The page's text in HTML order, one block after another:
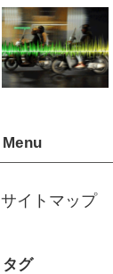
Menu
サイトマップ
タグ